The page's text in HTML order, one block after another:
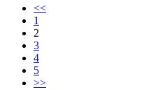
<<
1
2
3
4
5
>>